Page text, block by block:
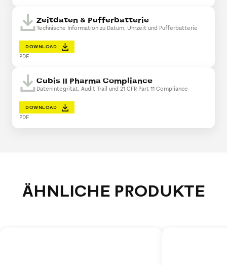
Zeitdaten & Pufferbatterie
Technische Information zu Datum, Uhrzeit und Pufferbatterie
DOWNLOAD
PDF
Cubis II Pharma Compliance
Datenintegrität, Audit Trail und 21 CFR Part 11 Compliance
DOWNLOAD
PDF
ÄHNLICHE PRODUKTE